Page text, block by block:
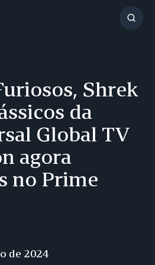
Shrek
da
Global TV
agora
no Prime
de 2024